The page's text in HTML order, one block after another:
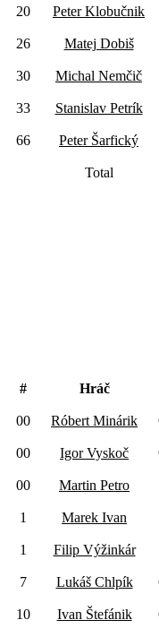
20 Peter Klobučnik
26 Matej Dobiš
30 Michal Nemčič
33 Stanislav Petrík
66 Peter Šarfický
Total
# Hráč
00 Róbert Minárik
00 Igor Vyskoč
00 Martin Petro
1 Marek Ivan
1 Filip Výžinkár
7 Lukáš Chlpík
10 Ivan Štefánik